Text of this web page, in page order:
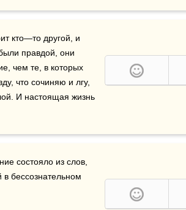
кто—то другой, и
правдой, они
чем те, в которых
что сочиняю и лгу,
И настоящая жизнь
состояло из слов,
бессознательном